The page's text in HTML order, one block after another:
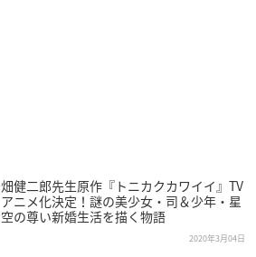
畑健二郎先生原作『トニカクカワイイ』TV
アニメ化決定！謎の美少女・司＆少年・星
空の尊い新婚生活を描く物語
2020年3月04日